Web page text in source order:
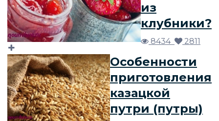
из
клубники?
8434 2811
Особенности
приготовления
казацкой
путри (путры)